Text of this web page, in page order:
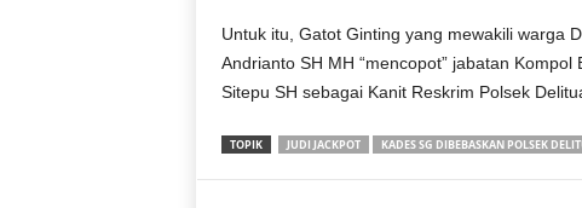
Untuk itu, Gatot Ginting yang mewakili warga
Andrianto SH MH “mencopot” jabatan
Sitepu SH sebagai Kanit Reskrim Polsek
TOPIK JUDI JACKPOT KADES SG DIBEBASKAN POLSEK